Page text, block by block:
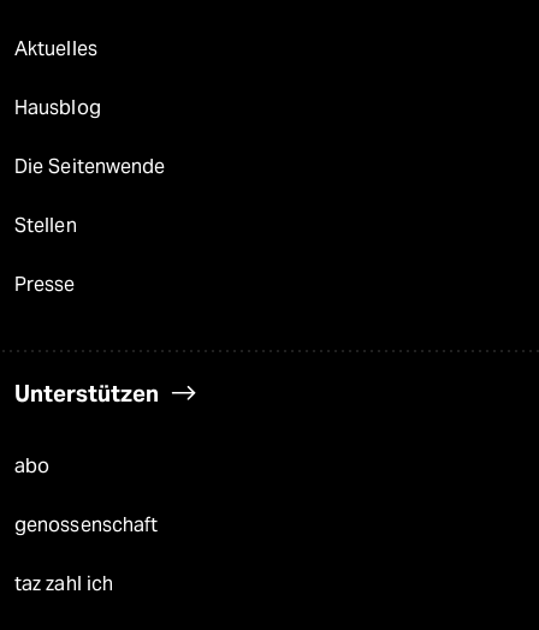
Aktuelles
Hausblog
Die Seitenwende
Stellen
Presse
Unterstützen
abo
genossenschaft
taz zahl ich